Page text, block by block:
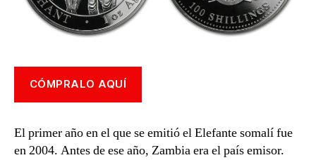
CÓMPRALO AQUÍ
El primer año en el que se emitió el Elefante somalí fue
en 2004. Antes de ese año, Zambia era el país emisor.